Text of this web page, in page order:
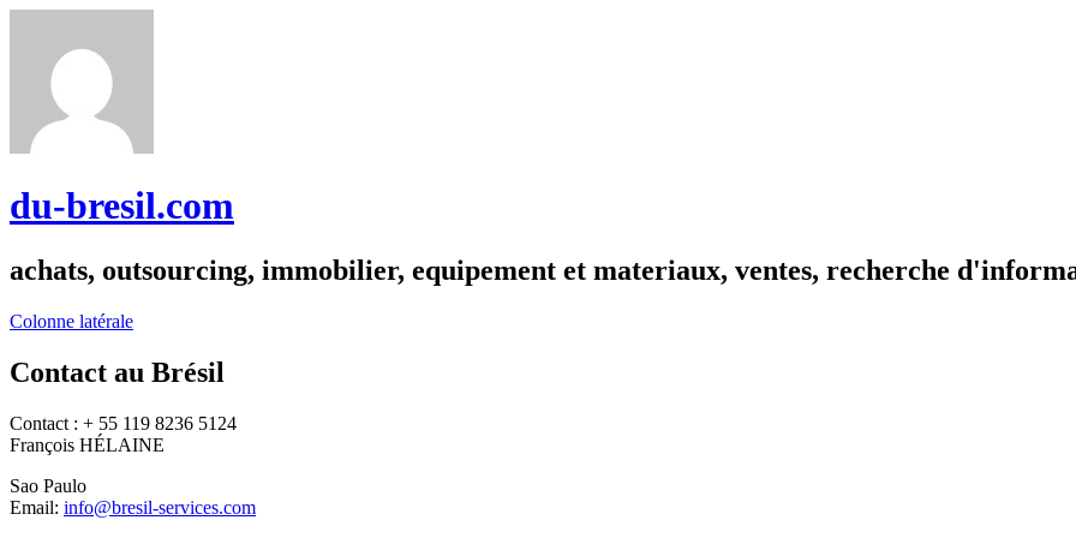
du-bresil.com
achats, outsourcing, immobilier, equipement et materiaux, ventes, recherche
Colonne latérale
Contact au Brésil
Contact : + 55 119 8236 5124
François HÉLAINE
Sao Paulo
Email: info@bresil-services.com